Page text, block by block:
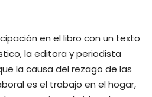
en el libro con un texto
la editora y periodista
la causa del rezago de las
es el trabajo en el hogar,